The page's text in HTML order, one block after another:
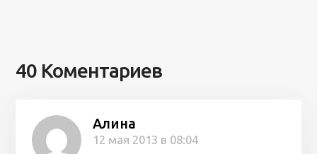
40 Коментариев
Алина
12 мая 2013 в 08:04